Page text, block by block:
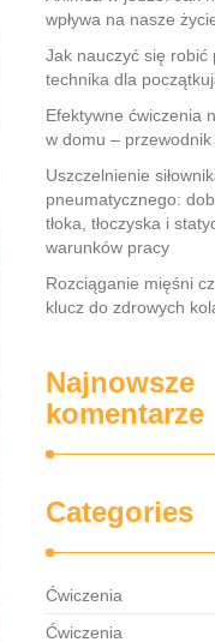
wpływa na nasze
Jak nauczyć się robić
technika dla
Efektywne ćwiczenia
w domu –
Uszczelnienie
pneumatycznego:
tłoka, tłoczyska i
warunków pracy
Rozciąganie mięśni
klucz do zdrowych
Najnowsze
komentarze
Categories
Ćwiczenia
Ćwiczenia